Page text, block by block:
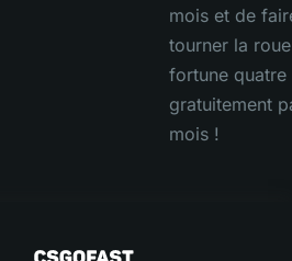
mois et de
tourner la
fortune quatre
gratuitement
mois !